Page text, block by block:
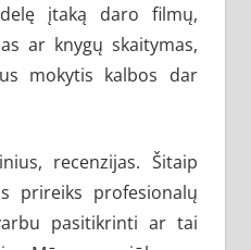
įtaką daro filmų,
ar knygų skaitymas,
mokytis kalbos dar
recenzijas. Šitaip
prireiks profesionalų
pasitikrinti ar tai